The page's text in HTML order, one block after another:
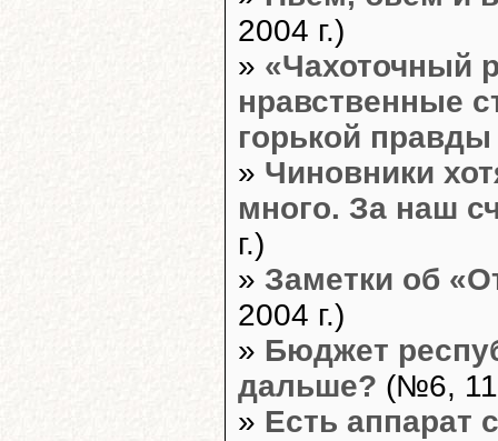
2004 г.)
» «Чахоточный
нравственные
горькой правды
» Чиновники
много. За наш
г.)
» Заметки об
2004 г.)
» Бюджет
дальше? (№6, 11
» Есть аппарат